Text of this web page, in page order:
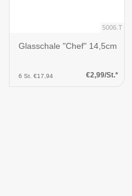
5006.T
Glasschale "Chef" 14,5cm
6 St. €17,94 €2,99/St.*